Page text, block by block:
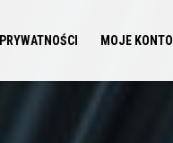
MOJE KONTO